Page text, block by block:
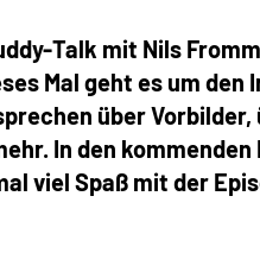
Talk mit Nils
Mal geht es um den
über
In den
viel Spaß mit der